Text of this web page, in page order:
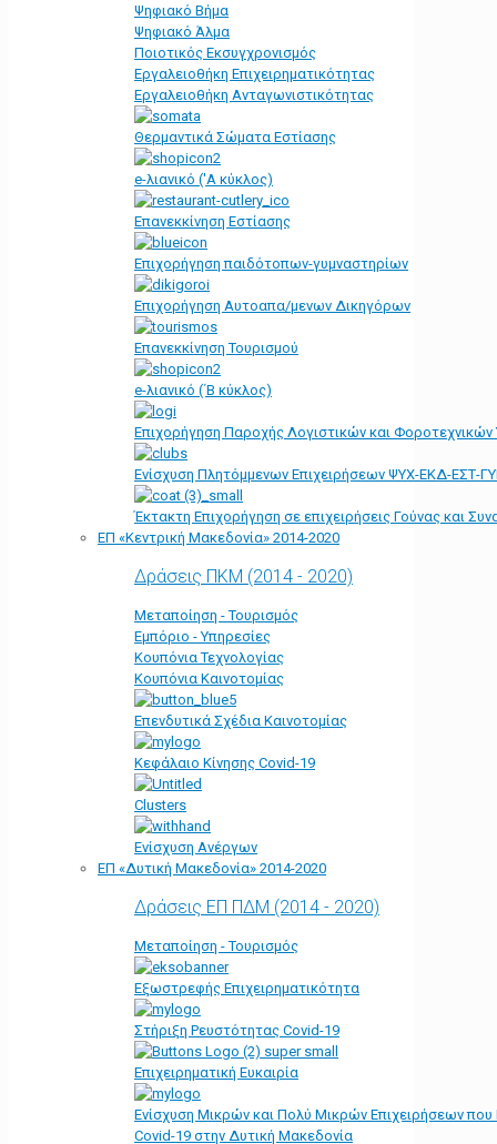
Ψηφιακό Βήμα
Ψηφιακό Άλμα
Ποιοτικός Εκσυγχρονισμός
Εργαλειοθήκη Eπιχειρηματικότητας
Εργαλειοθήκη Ανταγωνιστικότητας
Θερμαντικά Σώματα Εστίασης
e-λιανικό ('Α κύκλος)
Επανεκκίνηση Εστίασης
Επιχορήγηση παιδότοπων-γυμναστηρίων
Επιχορήγηση Αυτοαπα/μενων Δικηγόρων
Επανεκκίνηση Τουρισμού
e-λιανικό (΄Β κύκλος)
Επιχορήγηση Παροχής Λογιστικών και
Ενίσχυση Πλητόμμενων Επιχειρήσεων ΨΥΧ-ΕΚΔ-ΕΣΤ-
Έκτακτη Επιχορήγηση σε επιχειρήσεις Γούνας και
ΕΠ «Kεντρική Μακεδονία» 2014-2020
Δράσεις ΠΚΜ (2014 - 2020)
Μεταποίηση - Τουρισμός
Εμπόριο - Υπηρεσίες
Κουπόνια Τεχνολογίας
Κουπόνια Καινοτομίας
Επενδυτικά Σχέδια Καινοτομίας
Κεφάλαιο Κίνησης Covid-19
Clusters
Ενίσχυση Ανέργων
ΕΠ «Δυτική Μακεδονία» 2014-2020
Δράσεις ΕΠ ΠΔΜ (2014 - 2020)
Μεταποίηση - Τουρισμός
Εξωστρεφής Επιχειρηματικότητα
Στήριξη Ρευστότητας Covid-19
Επιχειρηματική Ευκαιρία
Ενίσχυση Μικρών και Πολύ Μικρών Επιχειρήσεων
Covid-19 στην Δυτική Μακεδονία